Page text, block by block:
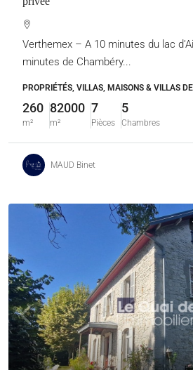
Verthemex – A 10 minutes du lac
minutes de Chambéry...
PROPRIÉTÉS, VILLAS, MAISONS & VILLAS
260
m²
82000
m²
7
Pièces
5
Chambres
MAUD Binet